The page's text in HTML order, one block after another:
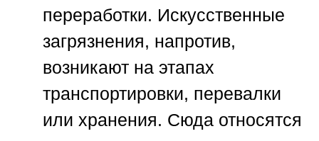
переработки. Искусственные
загрязнения, напротив,
возникают на этапах
транспортировки, перевалки
или хранения. Сюда относятся